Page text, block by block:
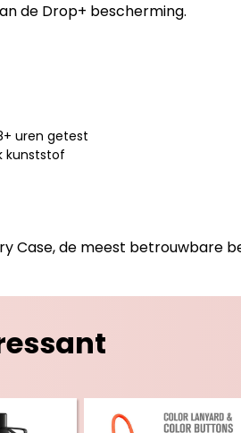
de Drop+ bescherming.
uren getest
kunststof
Case, de meest betrouwbare